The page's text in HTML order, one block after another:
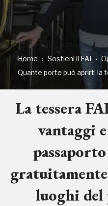
Home Sostieni il FAI
Quante porte può aprirti la
La tessera
vantaggi
luoghi